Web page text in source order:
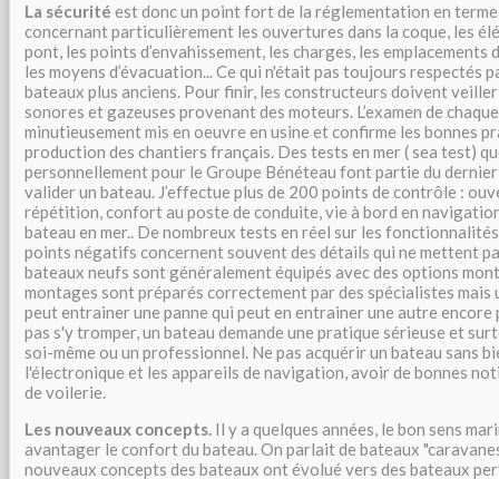
La sécurité est donc un point fort de la réglementation en
concernant particulièrement les ouvertures dans la coque, les
pont, les points d’envahissement, les charges, les emplacements
les moyens d’évacuation... Ce qui n'était pas toujours respectés
bateaux plus anciens. Pour finir, les constructeurs doivent
sonores et gazeuses provenant des moteurs. L’examen de
minutieusement mis en oeuvre en usine et confirme les bonnes
production des chantiers français. Des tests en mer ( sea test)
personnellement pour le Groupe Bénéteau font partie du
valider un bateau. J’effectue plus de 200 points de contrôle :
répétition, confort au poste de conduite, vie à bord en
bateau en mer.. De nombreux tests en réel sur les
points négatifs concernent souvent des détails qui ne mettent
bateaux neufs sont généralement équipés avec des options
montages sont préparés correctement par des spécialistes
peut entrainer une panne qui peut en entrainer une autre
pas s'y tromper, un bateau demande une pratique sérieuse et
soi-même ou un professionnel. Ne pas acquérir un bateau sans
l'électronique et les appareils de navigation, avoir de bonnes
de voilerie.
Les nouveaux concepts. Il y a quelques années, le bon sens
avantager le confort du bateau. On parlait de bateaux
nouveaux concepts des bateaux ont évolué vers des bateaux